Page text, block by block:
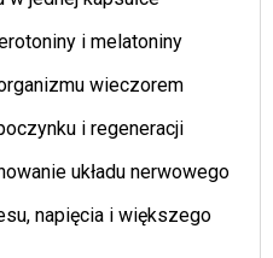
i melatoniny
wieczorem
i regeneracji
układu nerwowego
napięcia i większego